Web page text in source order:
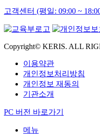
고객센터 (평일: 09:00 ~
Copyright© KERIS. ALL
이용약관
개인정보처리방침
개인정보 재동의
기관소개
PC 버전 바로가기
메뉴